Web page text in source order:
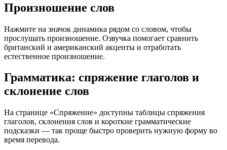
Произношение слов
Нажмите на значок динамика рядом со словом, чтобы
прослушать произношение. Озвучка помогает сравнить
британский и американский акценты и отработать
естественное произношение.
Грамматика: спряжение глаголов и
склонение слов
На странице «Спряжение» доступны таблицы спряжения
глаголов, склонения слов и короткие грамматические
подсказки — так проще быстро проверить нужную форму во
время перевода.